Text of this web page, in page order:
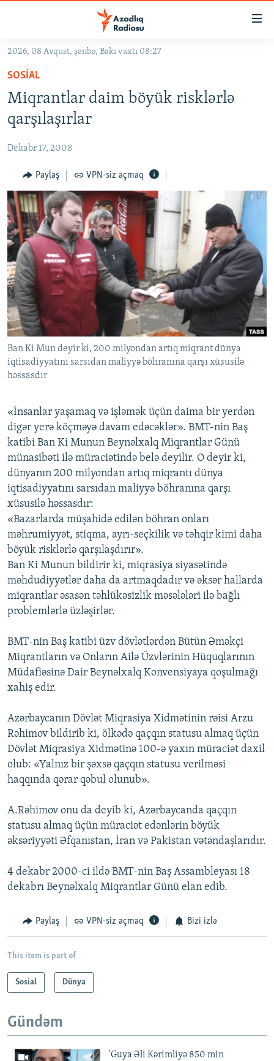
Əsas
qayıt
Əsas
naviqasiyaya
qayıt
Axtarışa
GÜNDƏM
KORRUPSIOMETR
#ƏSLINDƏ
FƏRQƏ BAX
QANUNI DOĞRU
ARAŞDIRMA
MULTIMEDIA
VIDEO
FOTOQALEREYA
İNFOQRAFIKA
KARIKATURA
RADIO ARXIV
OXU ZALI
AZƏRBAYCAN ƏDƏBIYYATI KITABXANASI
İSLAM VƏ DEMOKRATIYA
İZ - MƏDƏNIYYƏT PROQRAMI
HAQQIMIZDA
MISSIYAMIZ
PEŞƏ ETIKASI VƏ JURNALISTIKA STANDARTLARIMIZ
MATERIALLARIMIZDAN ISTIFADƏ
AZADLIQRADIOSU MOBIL TELEFONUNUZDA
BIZIMLƏ ƏLAQƏ
BIZI IZLƏ
RFE/RL-in bütün saytları
2026, 08 Avqust, şənbə, Bakı vaxtı 08:27
SOSIAL
Miqrantlar daim böyük risklərlə
qarşılaşırlar
Dekabr 17, 2008
Paylaş VPN-siz açmaq
Ban Ki Mun deyir ki, 200 milyondan artıq miqrant dünya
iqtisadiyyatını sarsıdan maliyyə böhranına qarşı xüsusilə
həssasdır
«İnsanlar yaşamaq və işləmək üçün daima bir yerdən
digər yerə köçməyə davam edəcəklər». BMT-nin Baş
katibi Ban Ki Munun Beynəlxalq Miqrantlar Günü
münasibəti ilə müraciətində belə deyilir. O deyir ki,
dünyanın 200 milyondan artıq miqrantı dünya
iqtisadiyyatını sarsıdan maliyyə böhranına qarşı
xüsusilə həssasdır:
«Bazarlarda müşahidə edilən böhran onları
məhrumiyyət, stiqma, ayrı-seçkilik və təhqir kimi daha
böyük risklərlə qarşılaşdırır».
Ban Ki Munun bildirir ki, miqrasiya siyasətində
məhdudiyyətlər daha da artmaqdadır və əksər hallarda
miqrantlar əsasən təhlükəsizlik məsələləri ilə bağlı
problemlərlə üzləşirlər.
BMT-nin Baş katibi üzv dövlətlərdən Bütün Əməkçi
Miqrantların və Onların Ailə Üzvlərinin Hüquqlarının
Müdafiəsinə Dair Beynəlxalq Konvensiyaya qoşulmağı
xahiş edir.
Azərbaycanın Dövlət Miqrasiya Xidmətinin rəisi Arzu
Rəhimov bildirib ki, ölkədə qaçqın statusu almaq üçün
Dövlət Miqrasiya Xidmətinə 100-ə yaxın müraciət daxil
olub: «Yalnız bir şəxsə qaçqın statusu verilməsi
haqqında qərar qəbul olunub».
A.Rəhimov onu da deyib ki, Azərbaycanda qaçqın
statusu almaq üçün müraciət edənlərin böyük
əksəriyyəti Əfqanıstan, İran və Pakistan vətəndaşlarıdır.
4 dekabr 2000-ci ildə BMT-nin Baş Assambleyası 18
dekabrı Beynəlxalq Miqrantlar Günü elan edib.
Paylaş VPN-siz açmaq Bizi izlə
This item is part of
Sosial Dünya
Gündəm
'Guya Əli Kərimliyə 850 min